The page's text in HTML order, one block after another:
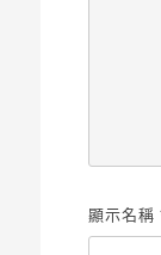
顯示名稱